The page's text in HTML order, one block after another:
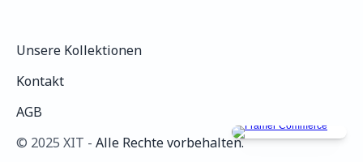
©️ 2025 XIT - Alle Rechte vorbehalten.
Unsere Kollektionen
Kontakt
AGB